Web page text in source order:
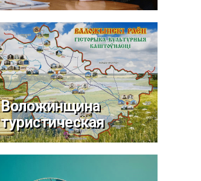
Воложинщина
туристическая